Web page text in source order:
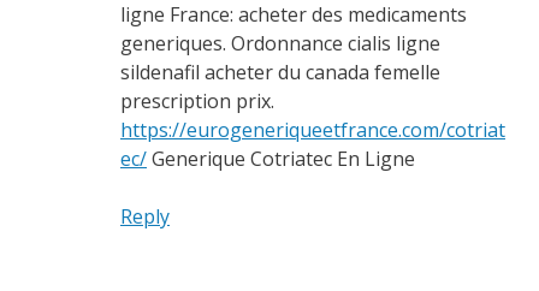
ligne France: acheter des medicaments
generiques. Ordonnance cialis ligne
sildenafil acheter du canada femelle
prescription prix.
https://eurogeneriqueetfrance.com/cotriat
ec/Generique Cotriatec En Ligne
Reply